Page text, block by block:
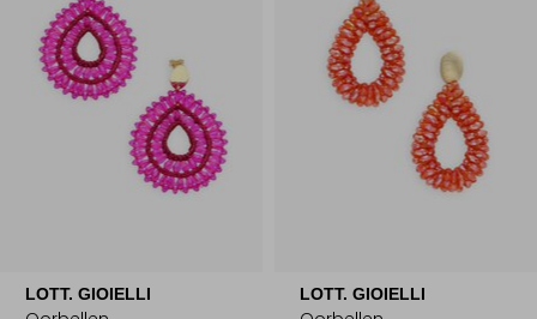
LOTT. GIOIELLI LOTT. GIOIELLI